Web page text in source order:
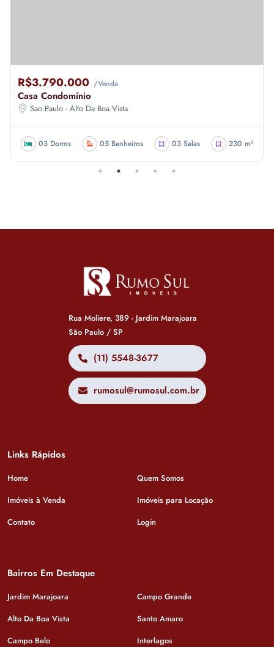
R$3.790.000 /Venda
Casa Condomínio
Sao Paulo - Alto Da Boa Vista
03 Dorms 05 Banheiros 03 Salas 230 m²
Rua Moliere, 389 - Jardim Marajoara
São Paulo / SP
(11) 5548-3677
rumosul@rumosul.com.br
Links Rápidos
Home
Quem Somos
Imóveis à Venda
Imóveis para Locação
Contato
Login
Bairros Em Destaque
Jardim Marajoara
Campo Grande
Alto Da Boa Vista
Santo Amaro
Campo Belo
Interlagos